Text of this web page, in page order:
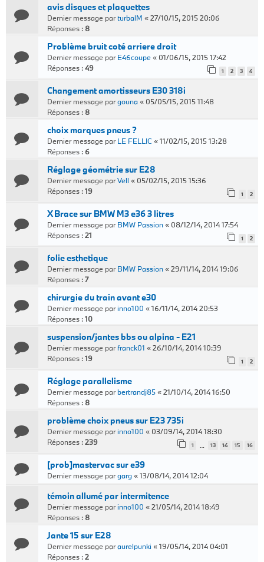
avis disques et plaquettes
Dernier message parturbalM «27/10/15, 2015 20:06
Réponses : 8
Problème bruit coté arriere droit
Dernier message parE46coupe« 01/06/15, 2015 17:42
Réponses :49 1 2 3 4
Changement amortisseurs E30 318i
Dernier message pargouna« 05/05/15, 2015 11:48
Réponses : 8
choix marques pneus ?
Dernier message parLE FELLIC «11/02/15, 2015 13:28
Réponses : 6
Réglage géométrie sur E28
Dernier message parVell « 05/02/15, 2015 15:36
Réponses :19 1 2
X Brace sur BMW M3 e36 3 litres
Dernier message parBMW Passion« 08/12/14, 2014 17:54
Réponses :21 1 2
folie esthetique
Dernier message parBMW Passion«29/11/14, 2014 19:06
Réponses :7
chirurgie du train avant e30
Dernier message parinno100 «16/11/14, 2014 20:53
Réponses :10
suspension/jantes bbs ou alpina - E21
Dernier message parfranck01 «26/10/14, 2014 10:39
Réponses :19 1 2
Réglage parallelisme
Dernier message parbertrandj85«21/10/14, 2014 16:50
Réponses : 8
problème choix pneus sur E23 735i
Dernier message parinno100 « 03/09/14, 2014 18:30
Réponses :239 1 … 13 14 15 16
[prob]mastervac sur e39
Dernier message pargarg«13/08/14, 2014 12:04
témoin allumé par intermitence
Dernier message parinno100 «21/05/14, 2014 18:49
Réponses : 8
Jante 15 sur E28
Dernier message paraurelpunki «19/05/14, 2014 04:01
Réponses :2